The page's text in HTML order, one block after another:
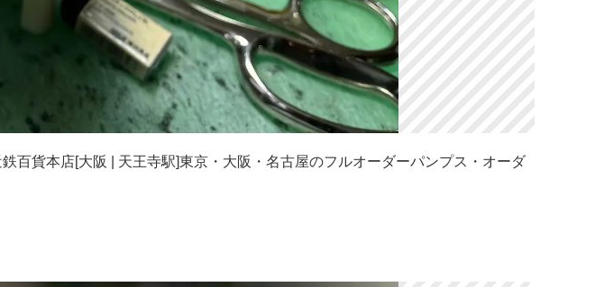
百貨本店[大阪 | 天王寺駅]東京・大阪・名古屋のフルオーダーパンプス・オーダ